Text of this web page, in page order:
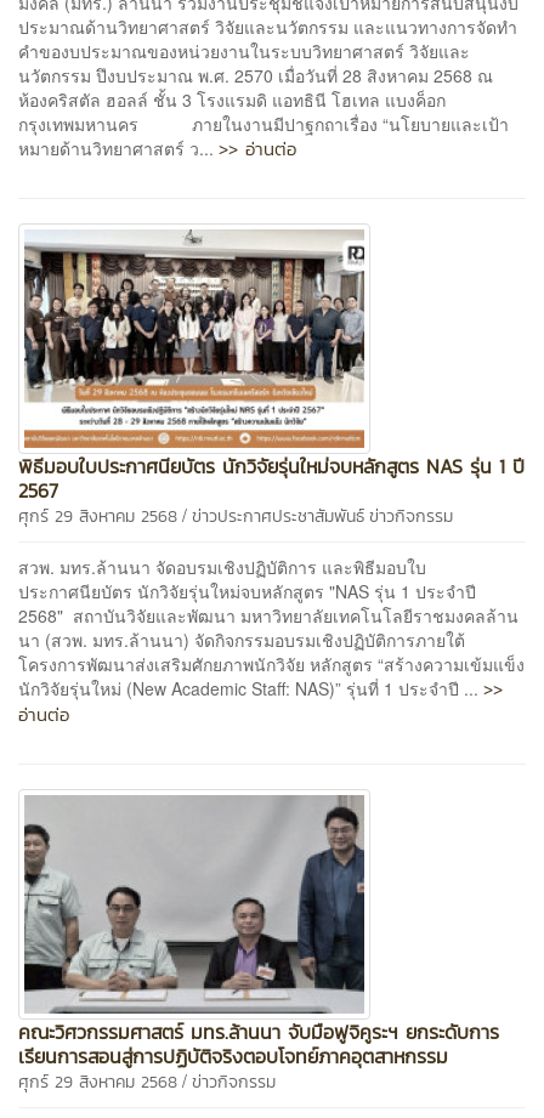
ประมาณด้านวิทยาศาสตร์ วิจัยและนวัตกรรม และแนวทางการจัดทำ
คำของบประมาณของหน่วยงานในระบบวิทยาศาสตร์ วิจัยและ
นวัตกรรม ปึงบประมาณ พ.ศ. 2570 เมื่อวันที่ 28 สิงหาคม 2568 ณ
ห้องคริสตัล ฮอลล์ ชั้น 3 โรงแรมดิ แอทธินี โฮเทล แบงค็อก
กรุงเทพมหานคร ภายในงานมีปาฐกถาเรื่อง “นโยบายและเป้า
หมายด้านวิทยาศาสตร์ ว... >> อ่านต่อ
พิธีมอบใบประกาศนียบัตร นักวิจัยรุ่นใหม่จบหลักสูตร NAS รุ่น 1 ปี
2567
ศุกร์ 29 สิงหาคม 2568 / ข่าวประกาศประชาสัมพันธ์ข่าวกิจกรรม
สวพ. มทร.ล้านนา จัดอบรมเชิงปฏิบัติการ และพิธีมอบใบ
ประกาศนียบัตร นักวิจัยรุ่นใหม่จบหลักสูตร "NAS รุ่น 1 ประจำปี
2568" สถาบันวิจัยและพัฒนา มหาวิทยาลัยเทคโนโลยีราชมงคลล้าน
นา (สวพ. มทร.ล้านนา) จัดกิจกรรมอบรมเชิงปฏิบัติการภายใต้
โครงการพัฒนาส่งเสริมศักยภาพนักวิจัย หลักสูตร “สร้างความเข้มแข็ง
นักวิจัยรุ่นใหม่ (New Academic Staff: NAS)” รุ่นที่ 1 ประจำปี ... >>
อ่านต่อ
คณะวิศวกรรมศาสตร์ มทร.ล้านนา จับมือฟูจิคูระฯ ยกระดับการ
เรียนการสอนสู่การปฏิบัติจริงตอบโจทย์ภาคอุตสาหกรรม
ศุกร์ 29 สิงหาคม 2568 / ข่าวกิจกรรม